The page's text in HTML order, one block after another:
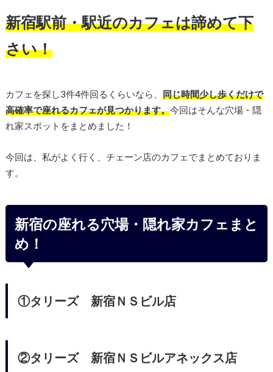
新宿駅前・駅近のカフェは諦めて下
さい！
カフェを探し3件4件回るくらいなら、 同じ時間少し歩くだけで
高確率で座れるカフェが見つかります。今回はそんな穴場・隠
れ家スポットをまとめました！
今回は、私がよく行く、チェーン店のカフェでまとめておりま
す。
新宿の座れる穴場・隠れ家カフェまと
め！
①タリーズ 新宿ＮＳビル店
②タリーズ 新宿ＮＳビルアネックス店